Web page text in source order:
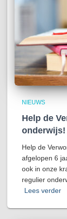
NIEUWS
Help de
onderwijs!
Help de
afgelopen 6
ook in onze
regulier
Lees verder